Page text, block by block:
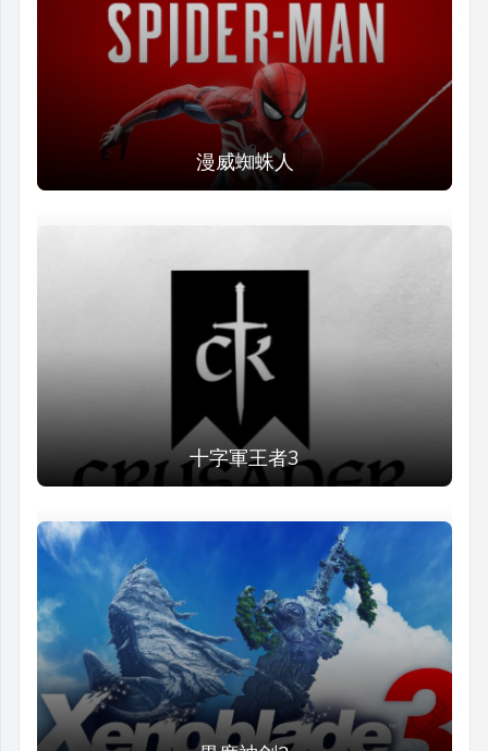
漫威蜘蛛人
十字軍王者3